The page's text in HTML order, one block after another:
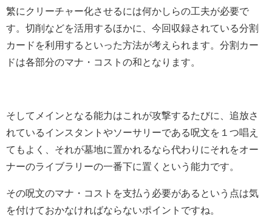
繁にクリーチャー化させるには何かしらの工夫が必要で
す。切削などを活用するほかに、今回収録されている分割
カードを利用するといった方法が考えられます。分割カー
ドは各部分のマナ・コストの和となります。
そしてメインとなる能力はこれが攻撃するたびに、追放さ
れているインスタントやソーサリーである呪文を１つ唱え
てもよく、それが墓地に置かれるなら代わりにそれをオー
ナーのライブラリーの一番下に置くという能力です。
その呪文のマナ・コストを支払う必要があるという点は気
を付けておかなければならないポイントですね。